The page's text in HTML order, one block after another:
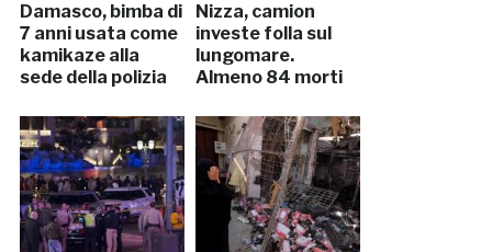
Damasco, bimba di
7 anni usata come
kamikaze alla
sede della polizia
Nizza, camion
investe folla sul
lungomare.
Almeno 84 morti